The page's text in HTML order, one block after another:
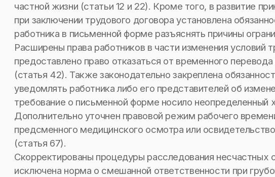
частной жизни (статьи 12 и 22). Кроме того, в развитие
при заключении трудового договора установлена
работника в письменной форме разъяснять причины
Расширены права работников в части изменения условий
предоставлено право отказаться от временного
(статья 42). Также законодательно закреплена
уведомлять работника либо его представителей об
требование о письменной форме носило неопределенный
Дополнительно уточнен правовой режим рабочего
предсменного медицинского осмотра или
(статья 67).
Скорректированы процедуры расследования несчастных
исключена норма о смешанной ответственности при